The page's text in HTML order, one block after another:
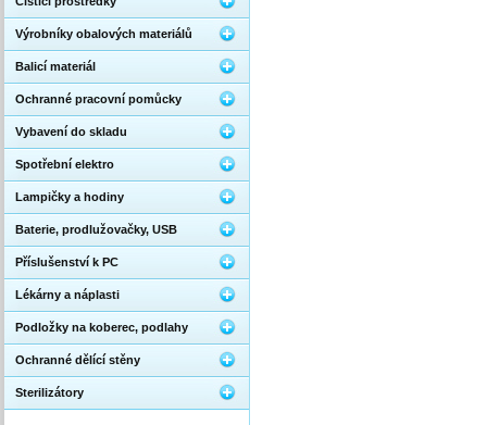
Výrobníky obalových materiálů
Balicí materiál
Ochranné pracovní pomůcky
Vybavení do skladu
Spotřební elektro
Lampičky a hodiny
Baterie, prodlužovačky, USB
Příslušenství k PC
Lékárny a náplasti
Podložky na koberec, podlahy
Ochranné dělící stěny
Sterilizátory